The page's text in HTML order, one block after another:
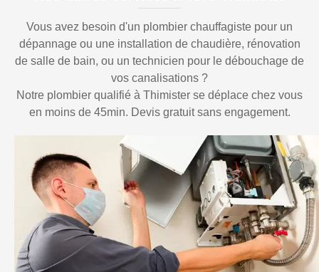
Vous avez besoin d'un plombier chauffagiste pour un
dépannage ou une installation de chaudière, rénovation
de salle de bain, ou un technicien pour le débouchage de
vos canalisations ?
Notre plombier qualifié à Thimister se déplace chez vous
en moins de 45min. Devis gratuit sans engagement.